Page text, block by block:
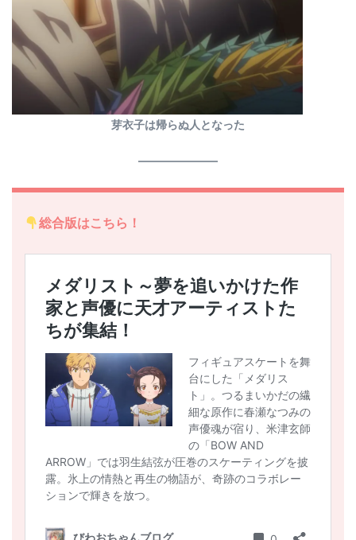
芽衣子は帰らぬ人となった
総合版はこちら！